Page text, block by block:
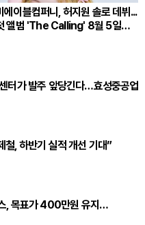
에이블컴퍼니, 허지원 솔로 데뷔...
앨범 'The Calling' 8월 5일
터가 발주 앞당긴다…효성중공업
철, 하반기 실적 개선 기대”
, 목표가 400만원 유지…